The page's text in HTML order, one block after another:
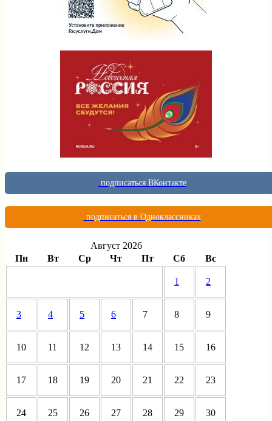
подписаться ВКонтакте
подписаться в Одноклассниках
Август 2026
Пн
Вт Ср Чт Пт Сб Вс
1 2
3 4 5 6 7 8 9
10 11 12 13 14 15 16
17 18 19 20 21 22 23
24 25 26 27 28 29 30